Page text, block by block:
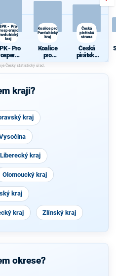
- Pro
kraj
- Pro
cí
ý kraj
Koalice pro
Pardubický
kraj
Koalice
pro
Pardubick
ý kraj
Česká
pirátská
strana
Česká
pirátská
strana
kraji?
kraj
Liberecký kraj
Olomoucký kraj
kraj
kraj Zlínský kraj
okrese?